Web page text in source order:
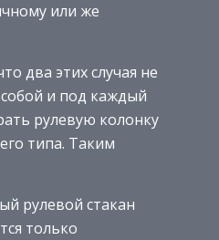
или же
два этих случая не
и под каждый
рулевую колонку
типа. Таким
рулевой стакан
только